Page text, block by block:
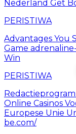
Nederland Get
PERISTIWA
Advantages You
Game
Win
PERISTIWA
Online Casinos
Europese Unie
be.com/